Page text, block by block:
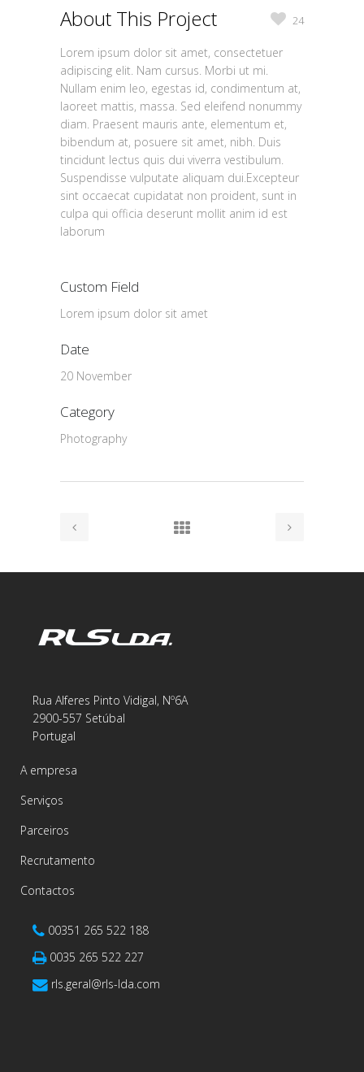
About This Project
Lorem ipsum dolor sit amet, consectetuer
adipiscing elit. Nam cursus. Morbi ut mi.
Nullam enim leo, egestas id, condimentum at,
laoreet mattis, massa. Sed eleifend nonummy
diam. Praesent mauris ante, elementum et,
bibendum at, posuere sit amet, nibh. Duis
tincidunt lectus quis dui viverra vestibulum.
Suspendisse vulputate aliquam dui.Excepteur
sint occaecat cupidatat non proident, sunt in
culpa qui officia deserunt mollit anim id est
laborum
24
Custom Field
Lorem ipsum dolor sit amet
Date
20 November
Category
Photography
Rua Alferes Pinto Vidigal, Nº6A
2900-557 Setúbal
Portugal
A empresa
Serviços
Parceiros
Recrutamento
Contactos
00351 265 522 188
0035 265 522 227
rls.geral@rls-lda.com